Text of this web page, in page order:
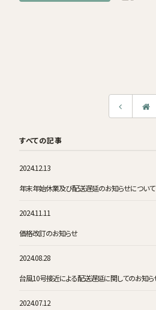
すべての記事
2024.12.13
年末年始休業及び配送遅延のお知らせについて
2024.11.11
価格改訂のお知らせ
2024.08.28
台風10号接近による配送遅延に関してのお知ら
2024.07.12